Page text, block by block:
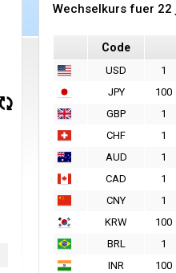
Wechselkurs fuer
Code
USD 1
JPY
100
GBP
1
CHF
1
AUD
1
CAD
1
CNY
1
KRW
100
BRL
1
INR
100